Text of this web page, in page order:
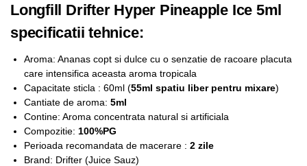
Longfill Drifter Hyper Pineapple Ice 5ml
specificatii tehnice:
Aroma: Ananas copt si dulce cu o senzatie de racoare placuta
care intensifica aceasta aroma tropicala
Capacitate sticla : 60ml (55ml spatiu liber pentru mixare)
Cantiate de aroma: 5ml
Contine: Aroma concentrata natural si artificiala
Compozitie: 100%PG
Perioada recomandata de macerare : 2 zile
Brand: Drifter (Juice Sauz)